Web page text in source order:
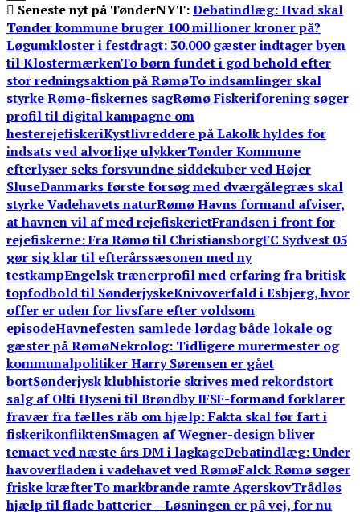
Seneste nyt på TønderNYT:Debatindlæg: Hvad skal
Tønder kommune bruger 100 millioner kroner på?
Løgumkloster i festdragt: 30.000 gæster indtager byen
til KlostermærkenTo børn fundet i god behold efter
stor redningsaktion på RømøTo indsamlinger skal
styrke Rømø-fiskernes sagRømø Fiskeriforening søger
profil til digital kampagne om
hesterejefiskeriKystlivreddere på Lakolk hyldes for
indsats ved alvorlige ulykkerTønder Kommune
efterlyser seks forsvundne siddekuber ved Højer
SluseDanmarks første forsøg med dværgålegræs skal
styrke Vadehavets naturRømø Havns formand afviser,
at havnen vil af med rejefiskerietFrandsen i front for
rejefiskerne: Fra Rømø til ChristiansborgFC Sydvest 05
gør sig klar til efterårssæsonen med ny
testkampEngelsk trænerprofil med erfaring fra britisk
topfodbold til SønderjyskeKnivoverfald i Esbjerg, hvor
offer er uden for livsfare efter voldsom
episodeHavnefesten samlede lørdag både lokale og
gæster på RømøNekrolog: Tidligere murermester og
kommunalpolitiker Harry Sørensen er gået
bortSønderjysk klubhistorie skrives med rekordstort
salg af Olti Hyseni til Brøndby IFSF-formand forklarer
fravær fra fælles råb om hjælp: Fakta skal før fart i
fiskerikonfliktenSmagen af Wegner-design bliver
temaet ved næste års DM i lagkageDebatindlæg: Under
havoverfladen i vadehavet ved RømøFalck Rømø søger
friske kræfterTo markbrande ramte AgerskovTrådløs
hjælp til flade batterier – Løsningen er på vej, for nu